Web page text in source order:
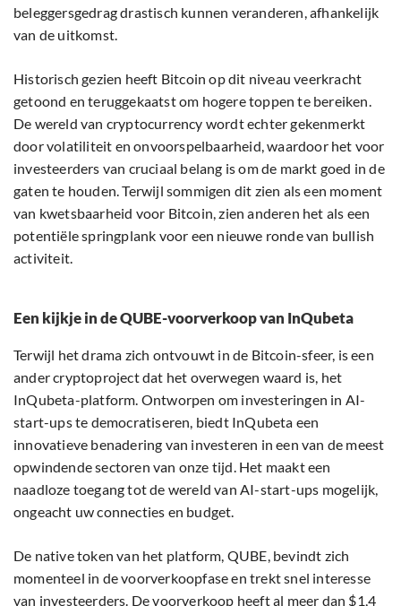
beleggersgedrag drastisch kunnen veranderen, afhankelijk
van de uitkomst.
Historisch gezien heeft Bitcoin op dit niveau veerkracht
getoond en teruggekaatst om hogere toppen te bereiken.
De wereld van cryptocurrency wordt echter gekenmerkt
door volatiliteit en onvoorspelbaarheid, waardoor het voor
investeerders van cruciaal belang is om de markt goed in de
gaten te houden. Terwijl sommigen dit zien als een moment
van kwetsbaarheid voor Bitcoin, zien anderen het als een
potentiële springplank voor een nieuwe ronde van bullish
activiteit.
Een kijkje in de QUBE-voorverkoop van InQubeta
Terwijl het drama zich ontvouwt in de Bitcoin-sfeer, is een
ander cryptoproject dat het overwegen waard is, het
InQubeta-platform. Ontworpen om investeringen in AI-
start-ups te democratiseren, biedt InQubeta een
innovatieve benadering van investeren in een van de meest
opwindende sectoren van onze tijd. Het maakt een
naadloze toegang tot de wereld van AI-start-ups mogelijk,
ongeacht uw connecties en budget.
De native token van het platform, QUBE, bevindt zich
momenteel in de voorverkoopfase en trekt snel interesse
van investeerders. De voorverkoop heeft al meer dan $1,4